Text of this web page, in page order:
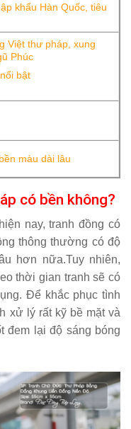
khẩu Hàn Quốc, tiêu
Việt thư pháp, xung
Phúc
bật
màu dài lâu
có bền không?
nay, tranh đồng có
thông thường có độ
hơn nữa.Tuy nhiên,
thời gian tranh sẽ có
Để khắc phục tình
xử lý rất kỹ bề mặt và
đem lại độ sáng bóng